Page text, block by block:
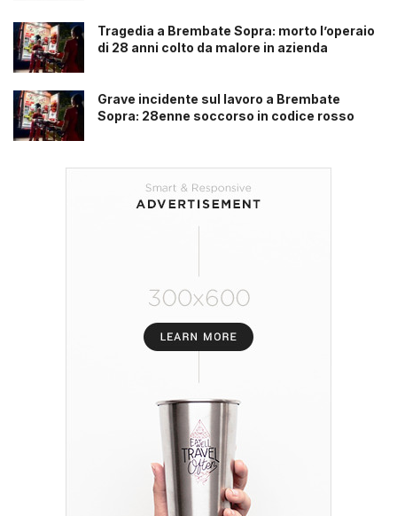
Tragedia a Brembate Sopra: morto l’operaio
di 28 anni colto da malore in azienda
Grave incidente sul lavoro a Brembate
Sopra: 28enne soccorso in codice rosso